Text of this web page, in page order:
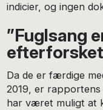
indicier, og ingen
”Fuglsang
Da de er færdige
2019, er
har været muligt at